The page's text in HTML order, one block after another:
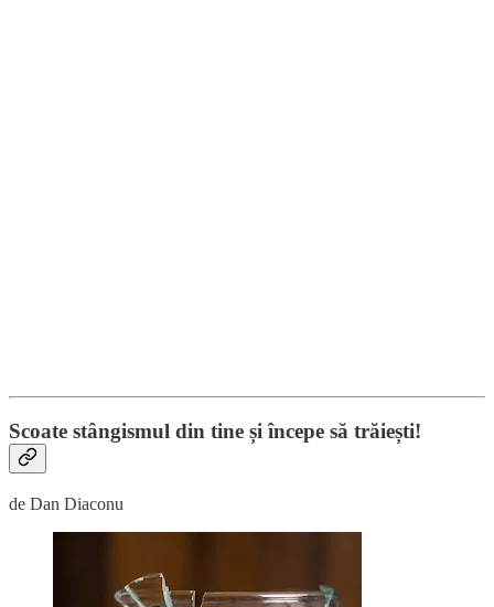
Scoate stângismul din tine și începe să trăiești!
de Dan Diaconu